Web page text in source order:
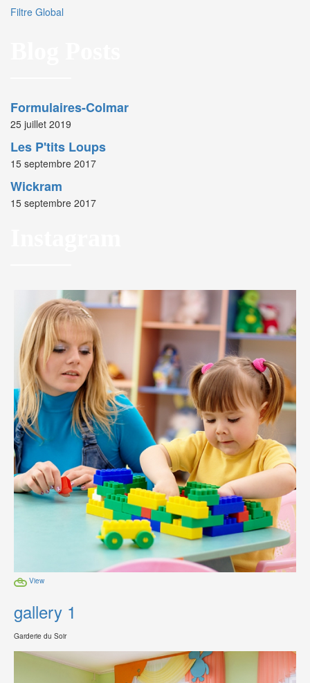
Filtre Global
Formulaires-Colmar
25 juillet 2019
Les P'tits Loups
15 septembre 2017
Wickram
15 septembre 2017
View
gallery 1
Garderie du Soir